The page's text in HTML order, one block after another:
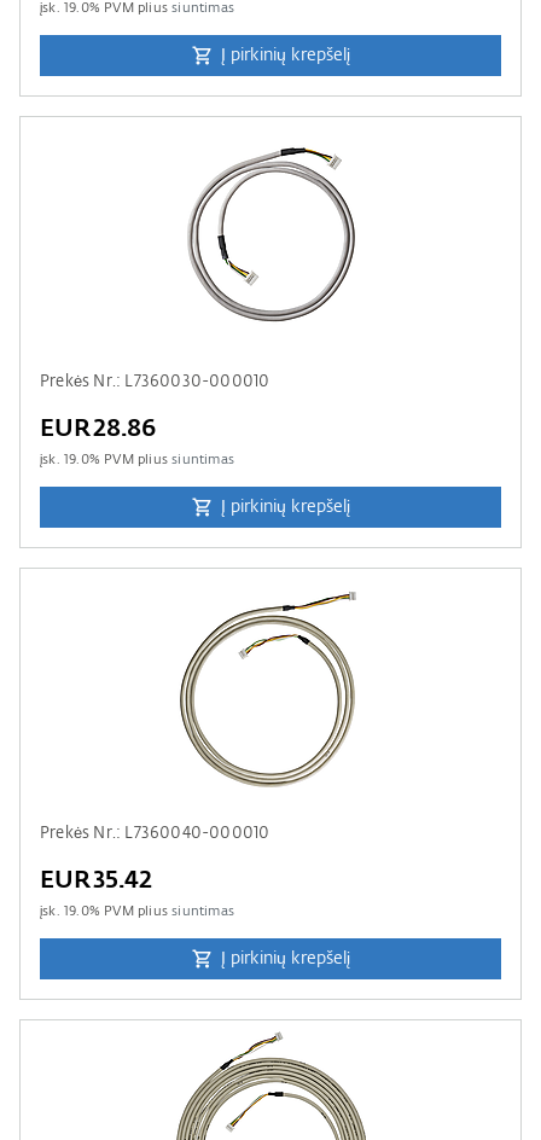
įsk. 19.0% PVM pliussiuntimas
Į pirkinių krepšelį
Prekės Nr.: L7360030-000010
EUR28.86
įsk. 19.0% PVM pliussiuntimas
Į pirkinių krepšelį
Prekės Nr.: L7360040-000010
EUR35.42
įsk. 19.0% PVM pliussiuntimas
Į pirkinių krepšelį